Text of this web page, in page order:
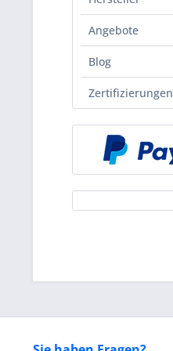
Angebote
Blog
Zertifizierungen